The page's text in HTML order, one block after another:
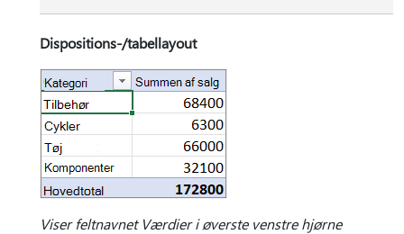
Dispositions-/tabellayout
Viser feltnavnet Værdier i øverste venstre hjørne